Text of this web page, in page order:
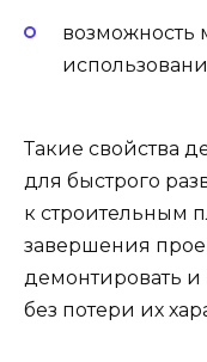
возможность
Такие свойства
для быстрого
к строительным
завершения
демонтировать и
без потери их